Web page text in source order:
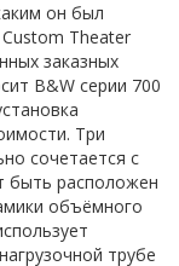
он был
Theater
заказных
B&W серии 700
Три
сочетается с
быть расположен
объёмного
трубе